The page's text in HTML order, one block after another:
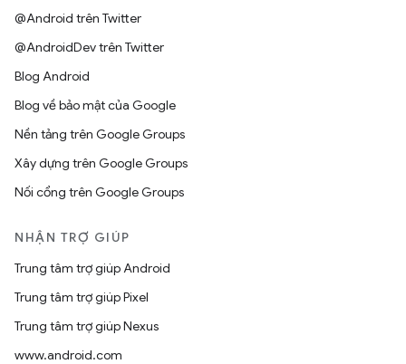
@Android trên Twitter
@AndroidDev trên Twitter
Blog Android
Blog về bảo mật của Google
Nền tảng trên Google Groups
Xây dựng trên Google Groups
Nối cổng trên Google Groups
NHẬN TRỢ GIÚP
Trung tâm trợ giúp Android
Trung tâm trợ giúp Pixel
Trung tâm trợ giúp Nexus
www.android.com